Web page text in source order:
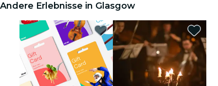
Andere Erlebnisse in Glasgow